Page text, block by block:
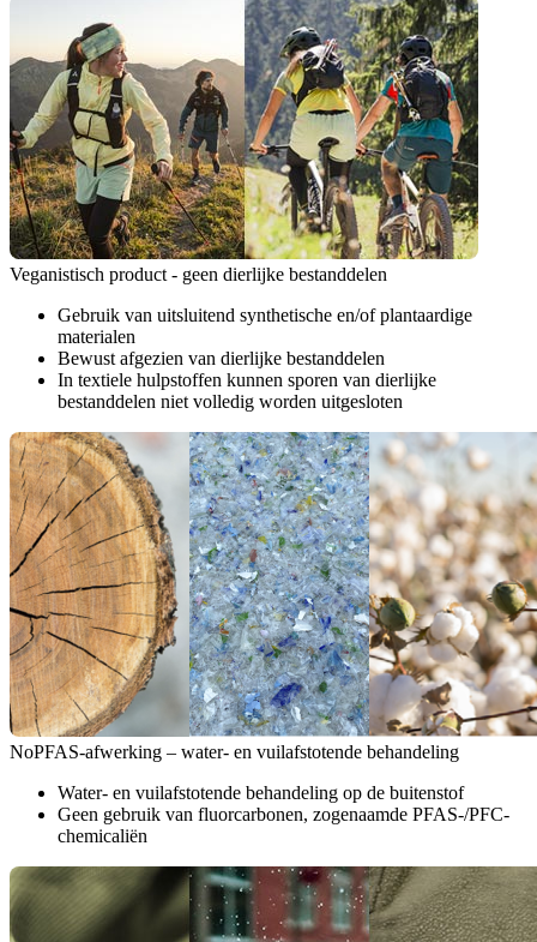
Veganistisch product - geen dierlijke bestanddelen
Gebruik van uitsluitend synthetische en/of plantaardige
materialen
Bewust afgezien van dierlijke bestanddelen
In textiele hulpstoffen kunnen sporen van dierlijke
bestanddelen niet volledig worden uitgesloten
NoPFAS-afwerking – water- en vuilafstotende behandeling
Water- en vuilafstotende behandeling op de buitenstof
Geen gebruik van fluorcarbonen, zogenaamde PFAS-/PFC-
chemicaliën